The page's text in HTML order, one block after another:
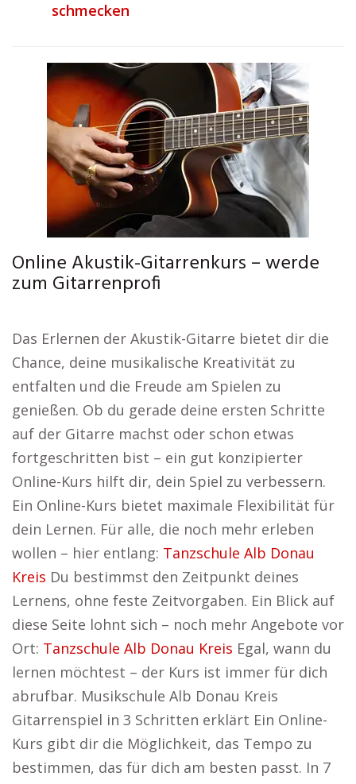
schmecken
Online Akustik-Gitarrenkurs – werde
zum Gitarrenprofi
Das Erlernen der Akustik-Gitarre bietet dir die
Chance, deine musikalische Kreativität zu
entfalten und die Freude am Spielen zu
genießen. Ob du gerade deine ersten Schritte
auf der Gitarre machst oder schon etwas
fortgeschritten bist – ein gut konzipierter
Online-Kurs hilft dir, dein Spiel zu verbessern.
Ein Online-Kurs bietet maximale Flexibilität für
dein Lernen. Für alle, die noch mehr erleben
wollen – hier entlang: Tanzschule Alb Donau
Kreis Du bestimmst den Zeitpunkt deines
Lernens, ohne feste Zeitvorgaben. Ein Blick auf
diese Seite lohnt sich – noch mehr Angebote vor
Ort: Tanzschule Alb Donau Kreis Egal, wann du
lernen möchtest – der Kurs ist immer für dich
abrufbar. Musikschule Alb Donau Kreis
Gitarrenspiel in 3 Schritten erklärt Ein Online-
Kurs gibt dir die Möglichkeit, das Tempo zu
bestimmen, das für dich am besten passt. In 7